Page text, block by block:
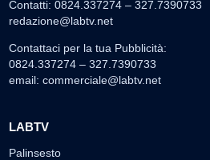
Contatti: 0824.337274 – 327.7390733
redazione@labtv.net
Contattaci per la tua Pubblicità:
0824.337274 – 327.7390733
email: commerciale@labtv.net
LABTV
Palinsesto